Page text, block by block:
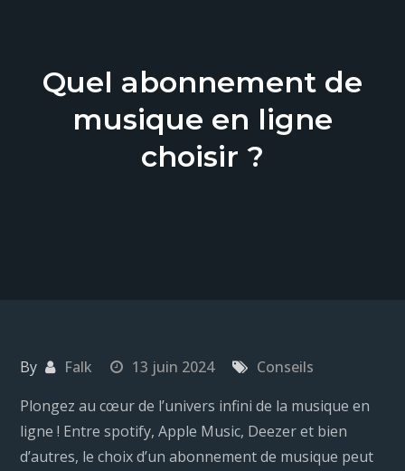
Quel abonnement de
musique en ligne
choisir ?
By Falk 13 juin 2024
Conseils
Plongez au cœur de l’univers infini de la musique en
ligne ! Entre spotify, Apple Music, Deezer et bien
d’autres, le choix d’un abonnement de musique peut